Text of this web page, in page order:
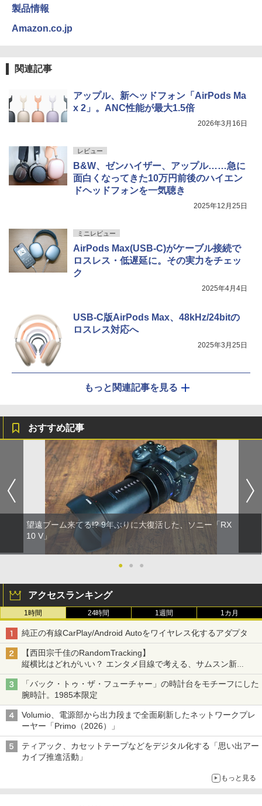
製品情報
Amazon.co.jp
関連記事
アップル、新ヘッドフォン「AirPods Ma
x 2」。ANC性能が最大1.5倍
2026年3月16日
レビュー
B&W、ゼンハイザー、アップル……急に
面白くなってきた10万円前後のハイエン
ドヘッドフォンを一気聴き
2025年12月25日
ミニレビュー
AirPods Max(USB-C)がケーブル接続で
ロスレス・低遅延に。その実力をチェッ
ク
2025年4月4日
USB-C版AirPods Max、48kHz/24bitの
ロスレス対応へ
2025年3月25日
もっと関連記事を見る
おすすめ記事
望遠ブーム来てる!? 9年ぶりに大復活した、ソニー「RX
10 V」
● ● ●
アクセスランキング
1時間 24時間 1週間 1カ月
純正の有線CarPlay/Android Autoをワイヤレス化するアダプタ
【西田宗千佳のRandomTracking】
縦横比はどれがいい？ エンタメ目線で考える、サムスン新
「Galaxy Z Fold」
「バック・トゥ・ザ・フューチャー」の時計台をモチーフにした
腕時計。1985本限定
Volumio、電源部から出力段まで全面刷新したネットワークプレ
ーヤー「Primo（2026）」
ティアック、カセットテープなどをデジタル化する「思い出アー
カイブ推進活動」
もっと見る